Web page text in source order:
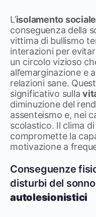
L’isolamento sociale
conseguenza della
vittima di bullismo
interazioni per
un circolo vizioso
all’emarginazione e
relazioni sane.
significativo sulla
diminuzione del
assenteismo e, nei
scolastico. Il clima
compromette la
motivazione a
Conseguenze
disturbi del
autolesionistici